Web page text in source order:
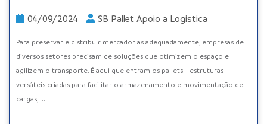
04/09/2024 SB Pallet Apoio a Logistica
Para preservar e distribuir mercadorias adequadamente, empresas de
diversos setores precisam de soluções que otimizem o espaço e
agilizem o transporte. É aqui que entram os pallets - estruturas
versáteis criadas para facilitar o armazenamento e movimentação de
cargas, ...